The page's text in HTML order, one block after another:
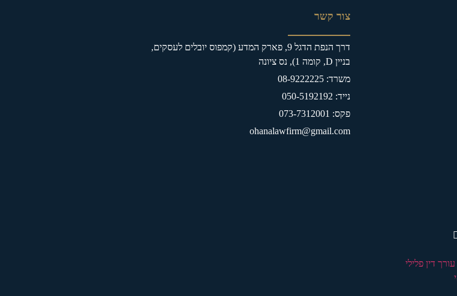
צור קשר
דרך הנפת הדגל 9, פארק המדע (קמפוס יובלים לעסקים,
בניין D, קומה 1), נס ציונה
משרד: 08-9222225
נייד: 050-5192192
פקס: 073-7312001
ohanalawfirm@gmail.com